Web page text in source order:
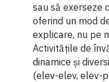
sau să exerseze
oferind un mod
explicare, nu pe
Activitățile de
dinamice şi
(elev-elev, elev-